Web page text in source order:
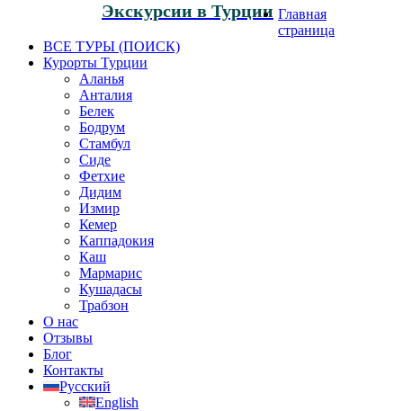
Экскурсии в Турции Главная
страница
ВСЕ ТУРЫ (ПОИСК)
Курорты Турции
Аланья
Анталия
Белек
Бодрум
Стамбул
Сиде
Фетхие
Дидим
Измир
Кемер
Каппадокия
Каш
Мармарис
Кушадасы
Трабзон
О нас
Отзывы
Блог
Контакты
Русский
English